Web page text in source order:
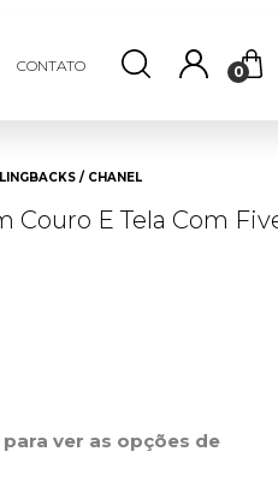
0
CONTATO
/ CHANEL
Couro E Tela Com
ver as opções de